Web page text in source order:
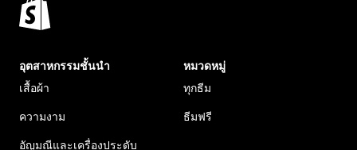
อุตสาหกรรมชั้นนำ
เสื้อผ้า
ความงาม
อัญมณีและเครื่องประดับ
หมวดหมู่
ทุกธีม
ธีมฟรี